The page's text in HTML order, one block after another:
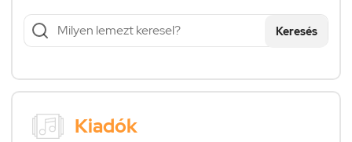
Keresés
Kiadók